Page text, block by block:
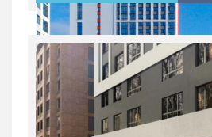
3-комн. квартира в ЖК
ВИЗе...
Россия, Свердловская
Екатеринбург
8 963 100 руб.